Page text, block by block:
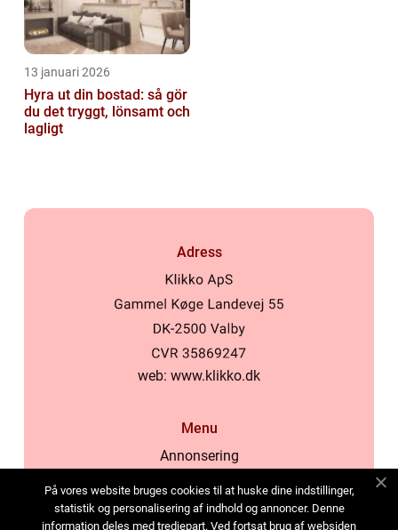
13 januari 2026
Hyra ut din bostad: så gör
du det tryggt, lönsamt och
lagligt
Adress
web: www.klikko.dk
Menu
Annonsering
Cookies
På vores website bruges cookies til at huske dine indstillinger,
statistik og personalisering af indhold og annoncer. Denne
information deles med tredjepart. Ved fortsat brug af websiden